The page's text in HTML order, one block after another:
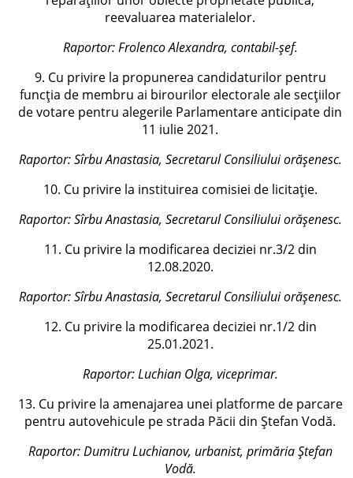
reevaluarea materialelor.
Raportor:Frolenco Alexandra, contabil-șef.
9. Cu privire la propunerea candidaturilor pentru
funcția de membru ai birourilor electorale ale secțiilor
de votare pentru alegerile Parlamentare anticipate din
11 iulie 2021.
Raportor: Sîrbu Anastasia, Secretarul Consiliului orășenesc.
10. Cu privire la instituirea comisiei de licitație.
Raportor: Sîrbu Anastasia, Secretarul Consiliului orășenesc.
11. Cu privire la modificarea deciziei nr.3/2 din
12.08.2020.
Raportor: Sîrbu Anastasia, Secretarul Consiliului orășenesc.
12. Cu privire la modificarea deciziei nr.1/2 din
25.01.2021.
Raportor: Luchian Olga, viceprimar.
13. Cu privire la amenajarea unei platforme de parcare
pentru autovehicule pe strada Păcii din Ștefan Vodă.
Raportor:Dumitru Luchianov, urbanist, primăria Ștefan
Vodă.